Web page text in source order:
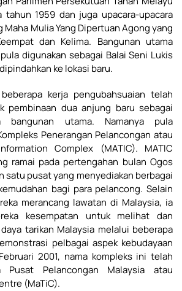
tahun 1959 dan juga upacara-upacara
Maha Mulia Yang Dipertuan Agong yang
dan Kelima. Bangunan utama
digunakan sebagai Balai Seni Lukis
ke lokasi baru.
kerja pengubahsuaian telah
pembinaan dua anjung baru sebagai
bangunan utama. Namanya pula
Penerangan Pelancongan atau
Complex (MATIC). MATIC
ramai pada pertengahan bulan Ogos
satu pusat yang menyediakan berbagai
bagi para pelancong. Selain
merancang lawatan di Malaysia, ia
kesempatan untuk melihat dan
tarikan Malaysia melalui beberapa
pelbagai aspek kebudayaan
2001, nama kompleks ini telah
Pusat Pelancongan Malaysia atau
(MaTiC).